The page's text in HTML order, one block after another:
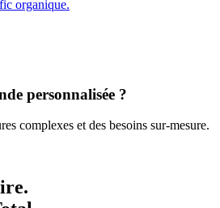
organique.
personnalisée ?
complexes et des besoins sur-mesure.